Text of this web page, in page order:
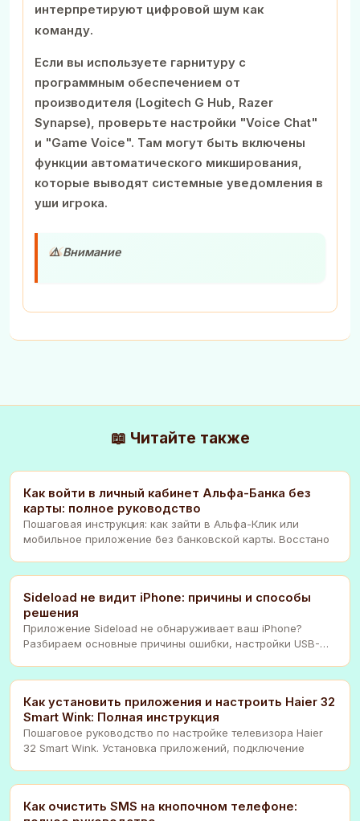
интерпретируют цифровой шум как
команду.
Если вы используете гарнитуру с
программным обеспечением от
производителя (Logitech G Hub, Razer
Synapse), проверьте настройки "Voice Chat"
и "Game Voice". Там могут быть включены
функции автоматического микширования,
которые выводят системные уведомления в
уши игрока.
⚠️ Внимание
📖 Читайте также
Как войти в личный кабинет Альфа-Банка без
карты: полное руководство
Пошаговая инструкция: как зайти в Альфа-Клик или
мобильное приложение без банковской карты. Восстано
Sideload не видит iPhone: причины и способы
решения
Приложение Sideload не обнаруживает ваш iPhone?
Разбираем основные причины ошибки, настройки USB-
Как установить приложения и настроить Haier 32
Smart Wink: Полная инструкция
Пошаговое руководство по настройке телевизора Haier
32 Smart Wink. Установка приложений, подключение
Как очистить SMS на кнопочном телефоне: